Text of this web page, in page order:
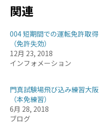
関連
004 短期間での運転免許取得
（免許失効）
12月 23, 2018
インフォメーション
門真試験場飛び込み練習大阪
（本免練習）
6月 28, 2018
ブログ